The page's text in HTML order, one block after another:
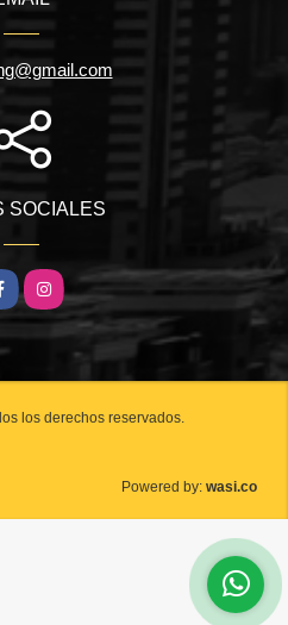
SOCIALES
Instagram
los derechos reservados.
Powered by: wasi.co